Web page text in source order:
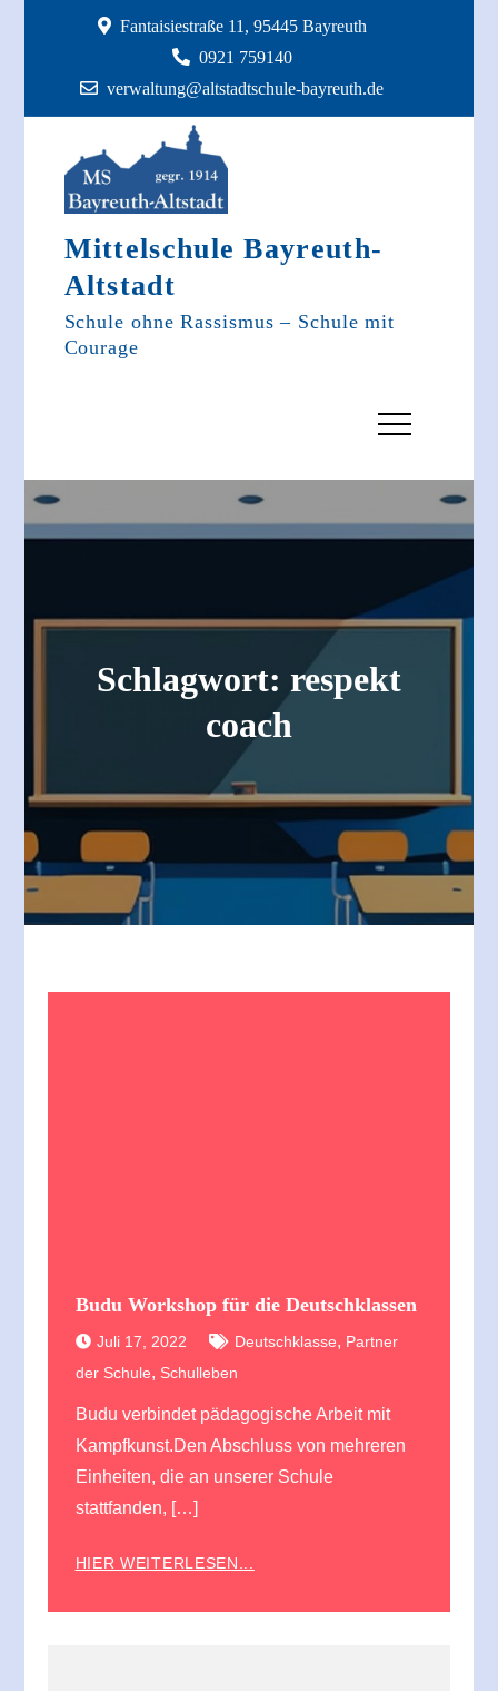
Fantaisiestraße 11, 95445 Bayreuth
0921 759140
verwaltung@altstadtschule-bayreuth.de
Mittelschule Bayreuth-
Altstadt
Schule ohne Rassismus – Schule mit
Courage
Schlagwort: respekt
coach
Budu Workshop für die Deutschklassen
Juli 17, 2022 Deutschklasse, Partner
der Schule, Schulleben
Budu verbindet pädagogische Arbeit mit
Kampfkunst.Den Abschluss von mehreren
Einheiten, die an unserer Schule
stattfanden, […]
HIER WEITERLESEN...